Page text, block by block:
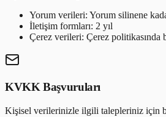
Yorum verileri: Yorum silinene
İletişim formları: 2 yıl
Çerez verileri: Çerez politikasında
KVKK Başvuruları
Kişisel verilerinizle ilgili talepleriniz için